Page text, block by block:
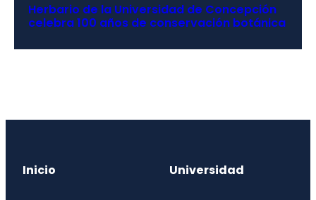
Herbario de la Universidad de Concepción
celebra 100 años de conservación botánica
Inicio Universidad